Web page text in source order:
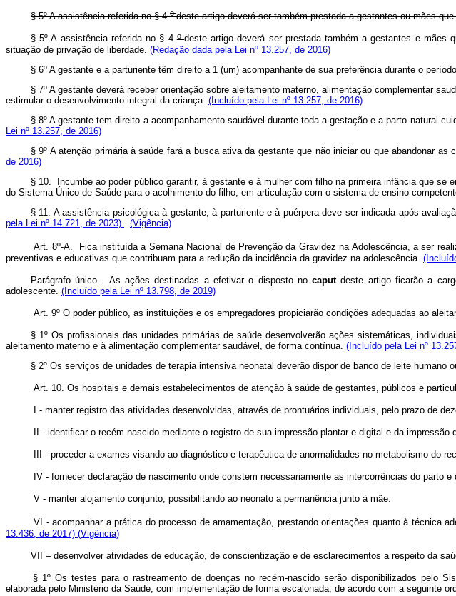
§ 5º A assistência referida no § 4odeste artigo deverá ser também prestada a gestantes ou mães
§ 5º A assistência referida no § 4o deste artigo deverá ser prestada também a gestantes e mães
situação de privação de liberdade. (Redação dada pela Lei nº 13.257, de 2016)
§ 6º A gestante e a parturiente têm direito a 1 (um) acompanhante de sua preferência durante o
§ 7º A gestante deverá receber orientação sobre aleitamento materno, alimentação complementar
estimular o desenvolvimento integral da criança. (Incluído pela Lei nº 13.257, de 2016)
§ 8º A gestante tem direito a acompanhamento saudável durante toda a gestação e a parto natural
Lei nº 13.257, de 2016)
§ 9º A atenção primária à saúde fará a busca ativa da gestante que não iniciar ou que abandonar
de 2016)
§ 10. Incumbe ao poder público garantir, à gestante e à mulher com filho na primeira infância que
do Sistema Único de Saúde para o acolhimento do filho, em articulação com o sistema de ensino
§ 11. A assistência psicológica à gestante, à parturiente e à puérpera deve ser indicada após
pela Lei nº 14.721, de 2023)
(Vigência)
Art. 8º-A. Fica instituída a Semana Nacional de Prevenção da Gravidez na Adolescência, a ser
preventivas e educativas que contribuam para a redução da incidência da gravidez na adolescência.
Parágrafo único. As ações destinadas a efetivar o disposto nocaputdeste artigo ficarão a
adolescente. (Incluído pela Lei nº 13.798, de 2019)
Art. 9º O poder público, as instituições e os empregadores propiciarão condições adequadas ao
§ 1º Os profissionais das unidades primárias de saúde desenvolverão ações sistemáticas,
aleitamento materno e à alimentação complementar saudável, de forma contínua. (Incluído pela Lei nº
§ 2º Os serviços de unidades de terapia intensiva neonatal deverão dispor de banco de leite humano
Art. 10. Os hospitais e demais estabelecimentos de atenção à saúde de gestantes, públicos e
I - manter registro das atividades desenvolvidas, através de prontuários individuais, pelo prazo de
II - identificar o recém-nascido mediante o registro de sua impressão plantar e digital e da
III - proceder a exames visando ao diagnóstico e terapêutica de anormalidades no metabolismo do
IV - fornecer declaração de nascimento onde constem necessariamente as intercorrências do parto e
V - manter alojamento conjunto, possibilitando ao neonato a permanência junto à mãe.
VI - acompanhar a prática do processo de amamentação, prestando orientações quanto à técnica
13.436, de 2017) (Vigência)
VII – desenvolver atividades de educação, de conscientização e de esclarecimentos a respeito da
§ 1º Os testes para o rastreamento de doenças no recém-nascido serão disponibilizados pelo
elaborada pelo Ministério da Saúde, com implementação de forma escalonada, de acordo com a seguinte